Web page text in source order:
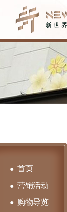
● 首页
● 营销活动
● 购物导览